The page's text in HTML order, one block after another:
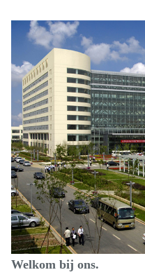
Welkom bij ons.